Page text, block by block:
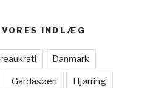
INDLÆG
Danmark
Gardasøen Hjørring